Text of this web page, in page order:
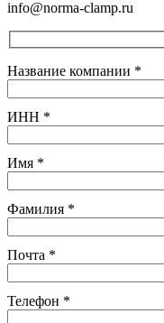
info@norma-clamp.ru
Название компании *
ИНН *
Имя *
Фамилия *
Почта *
Телефон *